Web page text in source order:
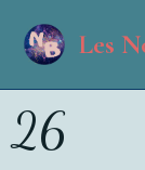
Les
26